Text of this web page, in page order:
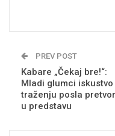
PREV POST
Kabare „Čekaj bre!“:
Mladi glumci iskustvo
traženju posla
u predstavu